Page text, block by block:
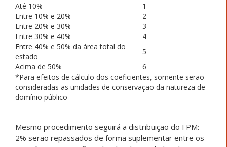
Até 10%
1
Entre 10% e 20%
2
Entre 20% e 30%
3
Entre 30% e 40%
4
Entre 40% e 50% da área total do
estado
5
Acima de 50%
6
*Para efeitos de cálculo dos coeficientes, somente serão
consideradas as unidades de conservação da natureza de
domínio público
Mesmo procedimento seguirá a distribuição do FPM:
2% serão repassados de forma suplementar entre os